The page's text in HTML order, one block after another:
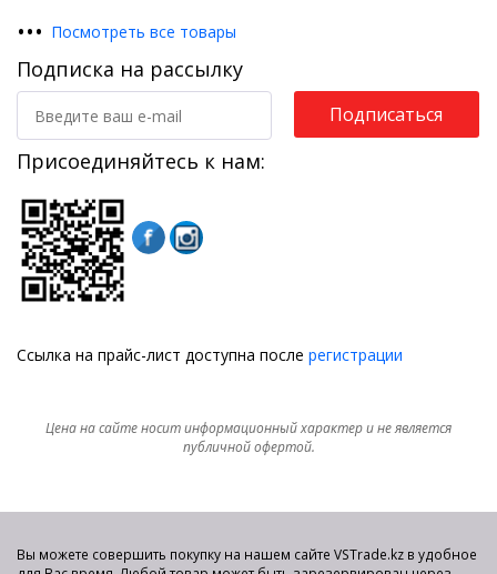
••• Посмотреть все товары
Подписка на рассылку
Подписаться
Присоединяйтесь к нам:
Ссылка на прайс-лист доступна после регистрации
Цена на сайте носит информационный характер и не является
публичной офертой.
Вы можете совершить покупку на нашем сайте VSTrade.kz в удобное